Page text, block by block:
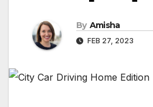
By Amisha
FEB 27, 2023